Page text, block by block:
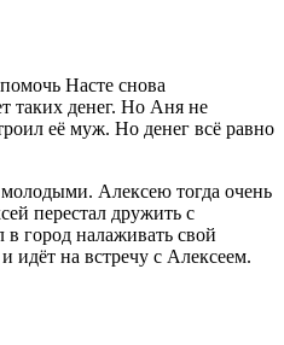
Насте снова
таких денег. Но Аня не
её муж. Но денег всё равно
Алексею тогда очень
перестал дружить с
город налаживать свой
идёт на встречу с Алексеем.